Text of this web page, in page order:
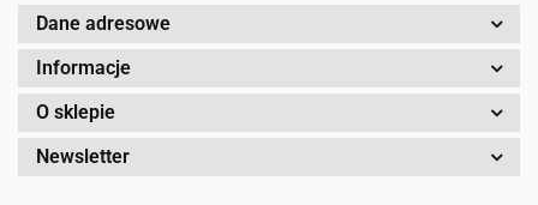
Dane adresowe
Informacje
O sklepie
Newsletter